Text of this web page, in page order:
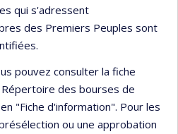
qui s'adressent
des Premiers Peuples sont
pouvez consulter la fiche
des bourses de
"Fiche d'information". Pour les
ou une approbation